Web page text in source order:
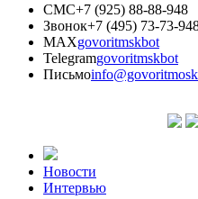
СМС+7 (925) 88-88-948
Звонок+7 (495) 73-73-
MAXgovoritmskbot
Telegramgovoritmskbot
Письмо
Новости
Интервью